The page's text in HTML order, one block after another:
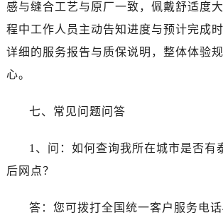
感与缝合工艺与原厂一致，佩戴舒适度
程中工作人员主动告知进度与预计完成
详细的服务报告与质保说明，整体体验
心。
七、常见问题问答
1、问：如何查询我所在城市是否有
后网点？
答：您可拨打全国统一客户服务电话